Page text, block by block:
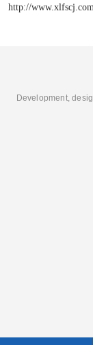
http://www.xlfscj.com
Development,